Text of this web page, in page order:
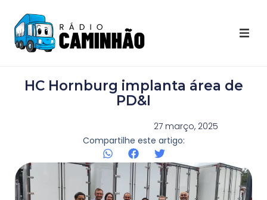
Destaques Youtube
Galeria de Fotos
Agenda
Contato
HC Hornburg implanta área de
PD&I
27 março, 2025
Compartilhe este artigo: